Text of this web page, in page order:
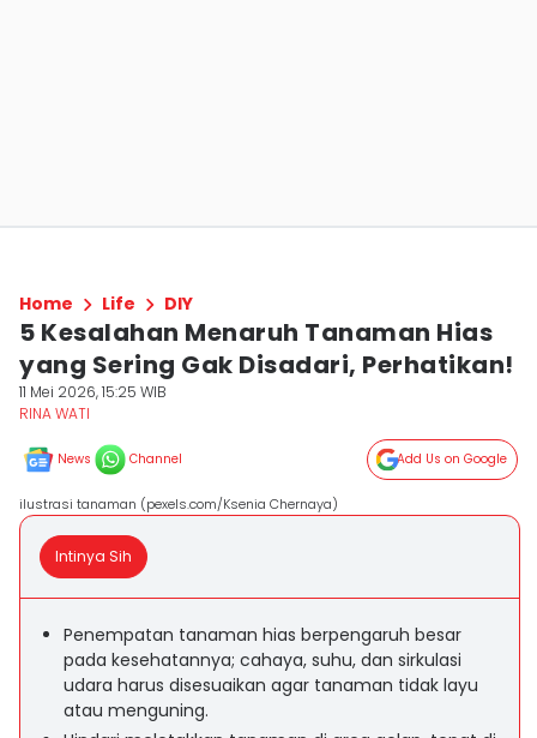
Home Life DIY
5 Kesalahan Menaruh Tanaman Hias
yang Sering Gak Disadari, Perhatikan!
11 Mei 2026, 15:25 WIB
RINA WATI
News Channel Add Us on Google
ilustrasi tanaman (pexels.com/Ksenia Chernaya)
Intinya Sih
Penempatan tanaman hias berpengaruh besar
pada kesehatannya; cahaya, suhu, dan sirkulasi
udara harus disesuaikan agar tanaman tidak layu
atau menguning.